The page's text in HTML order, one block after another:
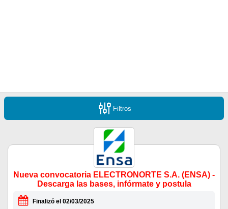
Filtros
Nueva convocatoria ELECTRONORTE S.A. (ENSA) -
Descarga las bases, infórmate y postula
Finalizó el 02/03/2025